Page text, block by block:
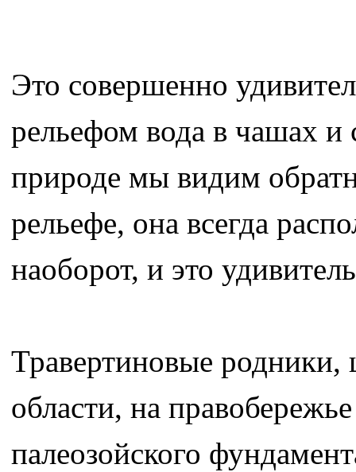
Это совершенно
рельефом вода в чашах и
природе мы видим
рельефе, она всегда
наоборот, и это
Травертиновые
области, на
палеозойского